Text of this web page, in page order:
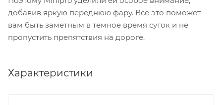
добавив яркую переднюю фару. Все это поможет
вам быть заметным в темное время суток и не
пропустить препятствия на дороге.
Характеристики